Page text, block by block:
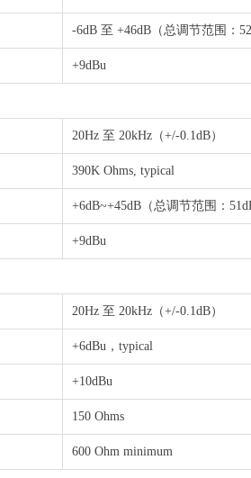
-6dB 至 +46dB（总调节范围：
+9dBu
20Hz 至 20kHz（+/-0.1dB）
390K Ohms, typical
+6dB~+45dB（总调节范围：
+9dBu
20Hz 至 20kHz（+/-0.1dB）
+6dBu，typical
+10dBu
150 Ohms
600 Ohm minimum